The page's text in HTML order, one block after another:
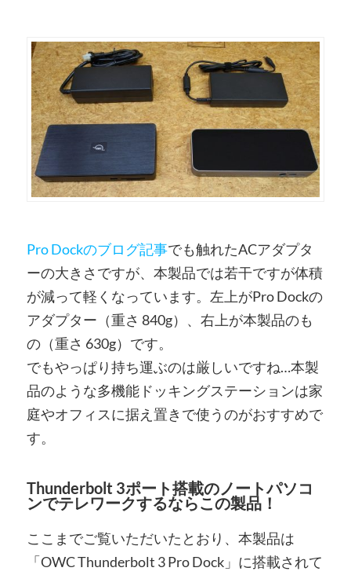
Pro Dockのブログ記事でも触れたACアダプタ
ーの大きさですが、本製品では若干ですが体積
が減って軽くなっています。左上がPro Dockの
アダプター（重さ 840g）、右上が本製品のも
の（重さ 630g）です。
でもやっぱり持ち運ぶのは厳しいですね…本製
品のような多機能ドッキングステーションは家
庭やオフィスに据え置きで使うのがおすすめで
す。
Thunderbolt 3ポート搭載のノートパソコ
ンでテレワークするならこの製品！
ここまでご覧いただいたとおり、本製品は
「OWC Thunderbolt 3 Pro Dock」に搭載されて